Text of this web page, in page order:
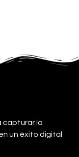
capturar la
un éxito digital